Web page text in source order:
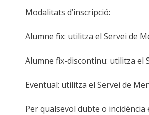
Modalitats d’inscripció:
Alumne fix: utilitza el Servei de
Alumne fix-discontinu: utilitza el
Eventual: utilitza el Servei de
Per qualsevol dubte o